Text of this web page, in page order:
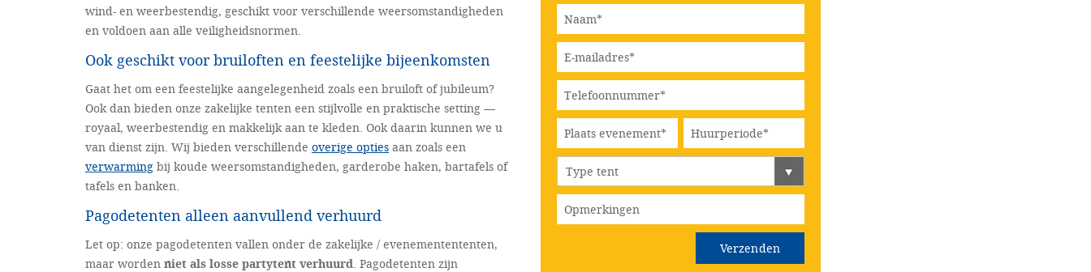
wind- en weerbestendig, geschikt voor verschillende weersomstandigheden
en voldoen aan alle veiligheidsnormen.
Ook geschikt voor bruiloften en feestelijke bijeenkomsten
Gaat het om een feestelijke aangelegenheid zoals een bruiloft of jubileum?
Ook dan bieden onze zakelijke tenten een stijlvolle en praktische setting —
royaal, weerbestendig en makkelijk aan te kleden. Ook daarin kunnen we u
van dienst zijn. Wij bieden verschillende overige optiesaan zoals een
verwarmingbij koude weersomstandigheden, garderobe haken, bartafels of
tafels en banken.
Pagodetenten alleen aanvullend verhuurd
Let op: onze pagodetenten vallen onder de zakelijke / evenementententen,
maar worden niet als losse partytent verhuurd. Pagodetenten zijn